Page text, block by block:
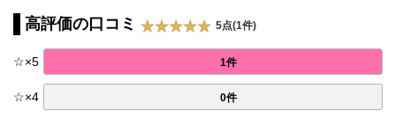
高評価の口コミ 5点(1件)
☆×5 1件
☆×4 0件